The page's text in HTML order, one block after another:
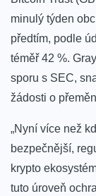
minulý týden
předtím, podle
téměř 42 %.
sporu s SEC,
žádosti o
„Nyní více než
bezpečnější,
krypto
tuto úroveň